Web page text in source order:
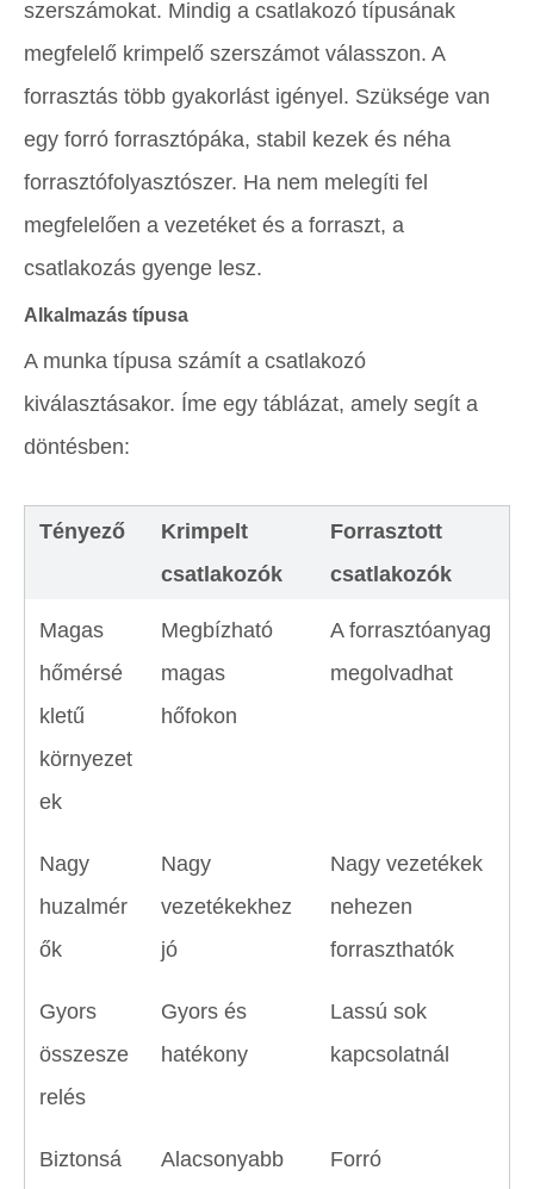
szerszámokat. Mindig a csatlakozó típusának
megfelelő krimpelő szerszámot válasszon. A
forrasztás több gyakorlást igényel. Szüksége van
egy forró forrasztópáka, stabil kezek és néha
forrasztófolyasztószer. Ha nem melegíti fel
megfelelően a vezetéket és a forraszt, a
csatlakozás gyenge lesz.
Alkalmazás típusa
A munka típusa számít a csatlakozó
kiválasztásakor. Íme egy táblázat, amely segít a
döntésben:
Tényező
Krimpelt
csatlakozók
Forrasztott
csatlakozók
Magas
hőmérsé
kletű
környezet
ek
Megbízható
magas
hőfokon
A forrasztóanyag
megolvadhat
Nagy
huzalmér
ők
Nagy
vezetékekhez
jó
Nagy vezetékek
nehezen
forraszthatók
Gyors
összesze
relés
Gyors és
hatékony
Lassú sok
kapcsolatnál
Biztonsá
Alacsonyabb
Forró